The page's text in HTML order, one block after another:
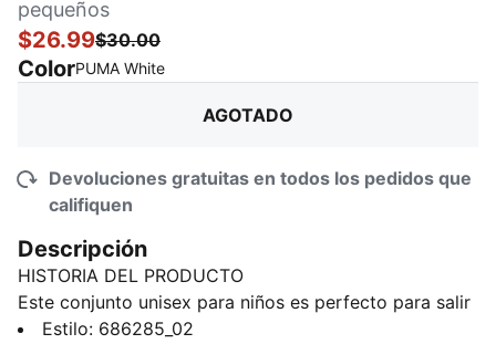
pequeños
$26.99$30.00
ColorPUMA White:
AGOTADO
Devoluciones gratuitas en todos los pedidos que
califiquen
Descripción
HISTORIA DEL PRODUCTO
Este conjunto unisex para niños es perfecto para salir
a disfrutar del día o pasar el tiempo en casa. La
Estilo: 686285_02